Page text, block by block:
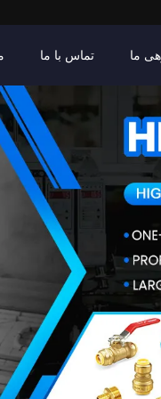
ما تماس با ما